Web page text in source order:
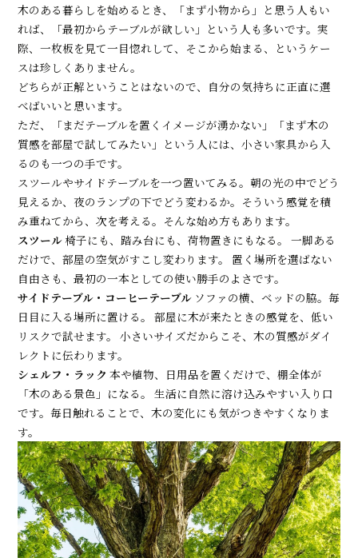
木のある暮らしを始めるとき、「まず小物から」と思う人もい
れば、「最初からテーブルが欲しい」という人も多いです。実
際、一枚板を見て一目惚れして、そこから始まる、というケー
スは珍しくありません。
どちらが正解ということはないので、自分の気持ちに正直に選
べばいいと思います。
ただ、「まだテーブルを置くイメージが湧かない」「まず木の
質感を部屋で試してみたい」という人には、小さい家具から入
るのも一つの手です。
スツールやサイドテーブルを一つ置いてみる。朝の光の中でどう
見えるか、夜のランプの下でどう変わるか。そういう感覚を積
み重ねてから、次を考える。そんな始め方もあります。
スツール椅子にも、踏み台にも、荷物置きにもなる。 一脚ある
だけで、部屋の空気がすこし変わります。 置く場所を選ばない
自由さも、最初の一本としての使い勝手のよさです。
サイドテーブル・コーヒーテーブル ソファの横、ベッドの脇。毎
日目に入る場所に置ける。 部屋に木が来たときの感覚を、低い
リスクで試せます。 小さいサイズだからこそ、木の質感がダイ
レクトに伝わります。
シェルフ・ラック 本や植物、日用品を置くだけで、棚全体が
「木のある景色」になる。 生活に自然に溶け込みやすい入り口
です。毎日触れることで、木の変化にも気がつきやすくなりま
す。